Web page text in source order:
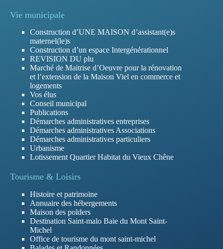
Vie municipale
Construction d’UNE MAISON d’assistant(e)s
maternel(le)s
Construction d’un espace Intergénérationnel
REVISION DU plu
Marché de Maitrise d’Oeuvre pour la rénovation
et l’extension de la Maison Viel en commerce et
logements
Vos élus
Conseil municipal
Publications
Démarches administratives entreprises
Démarches administratives Associations
Démarches administratives particuliers
Urbanisme
Lotissement Quartier Habitat du Vieux Chêne
Tourisme & Loisirs
Histoire et patrimoine
Annuaire des hébergements
Maison des polders
Destination Saint-malo Baie du Mont Saint-
Michel
Office de tourisme du mont saint-michel